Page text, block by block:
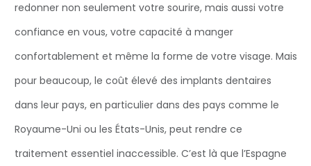
redonner non seulement votre sourire, mais aussi votre
confiance en vous, votre capacité à manger
confortablement et même la forme de votre visage. Mais
pour beaucoup, le coût élevé des implants dentaires
dans leur pays, en particulier dans des pays comme le
Royaume-Uni ou les États-Unis, peut rendre ce
traitement essentiel inaccessible. C’est là que l’Espagne